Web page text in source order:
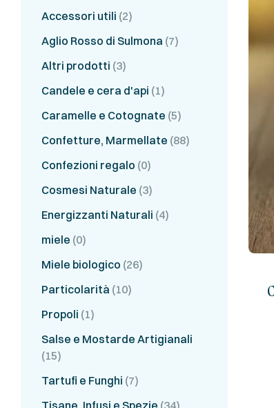
Accessori utili (2)
Aglio Rosso di Sulmona (7)
Altri prodotti (3)
Candele e cera d'api (1)
Caramelle e Cotognate (5)
Confetture, Marmellate (88)
Confezioni regalo (0)
Cosmesi Naturale (3)
Energizzanti Naturali (4)
miele (0)
Miele biologico (26)
Particolarità (10)
Propoli (1)
Salse e Mostarde Artigianali
(15)
Tartufi e Funghi (7)
Tisane, Infusi e Spezie (34)